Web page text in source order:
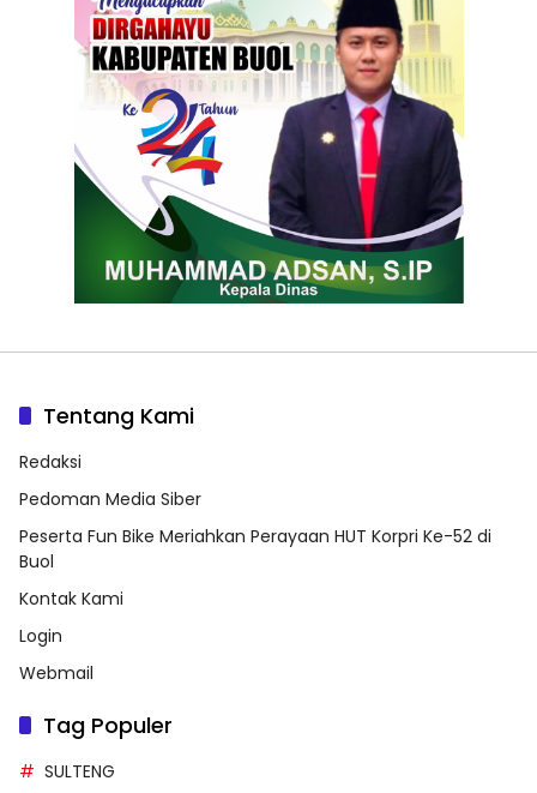
Tentang Kami
Redaksi
Pedoman Media Siber
Peserta Fun Bike Meriahkan Perayaan HUT Korpri Ke-52 di
Buol
Kontak Kami
Login
Webmail
Tag Populer
SULTENG